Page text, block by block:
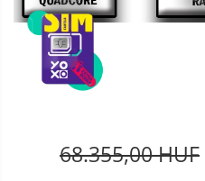
68.355,00 HUF